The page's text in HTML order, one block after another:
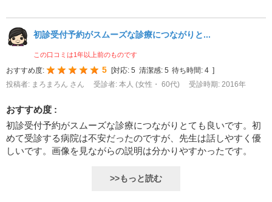
初診受付予約がスムーズな診療につながりと...
この口コミは1年以上前のものです
おすすめ度: 5 [対応: 5 清潔感: 5 待ち時間: 4 ]
投稿者: まろまろん さん
受診者: 本人 (女性・ 60代) 受診時期: 2016年
おすすめ度 :
初診受付予約がスムーズな診療につながりとても良いです。初
めて受診する病院は不安だったのですが、先生は話しやすく優
しいです。画像を見ながらの説明は分かりやすかったです。
>>もっと読む